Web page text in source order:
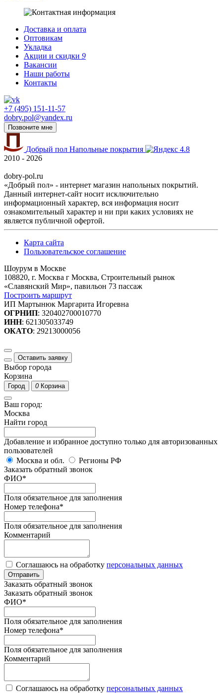
Доставка и оплата
Оптовикам
Укладка
Акции и скидки 9
Вакансии
Наши работы
Контакты
+7 (495) 151-11-57
dobry.pol@yandex.ru
Позвоните мне
Добрый пол Напольные покрытия
4.8
2010 - 2026
dobry-pol.ru
«Добрый пол» - интернет магазин напольных покрытий.
Данный интернет-сайт носит исключительно
информационный характер, вся информация носит
ознакомительный характер и ни при каких условиях не
является публичной офертой.
Карта сайта
Пользовательское соглашение
Шоурум в Москве
108820, г. Москва г Москва, Строительный рынок
«Славянский Мир», павильон 73 пассаж
Построить маршрут
ИП Мартынюк Маргарита Игоревна
ОГРНИП: 320402700010770
ИНН: 621305033749
ОКАТО: 29213000056
Оставить заявку
Выбор города
Корзина
Город 0 Корзина
Ваш город:
Москва
Найти город
Добавление и избранное доступно только для авторизованных
пользователей
Москва и обл.
Регионы РФ
Заказать обратный звонок
ФИО*
Поля обязательное для заполнения
Номер телефона*
Поля обязательное для заполнения
Комментарий
Соглашаюсь на обработку персональных данных
Отправить
Заказать обратный звонок
Заказать обратный звонок
ФИО*
Поля обязательное для заполнения
Номер телефона*
Поля обязательное для заполнения
Комментарий
Соглашаюсь на обработку персональных данных